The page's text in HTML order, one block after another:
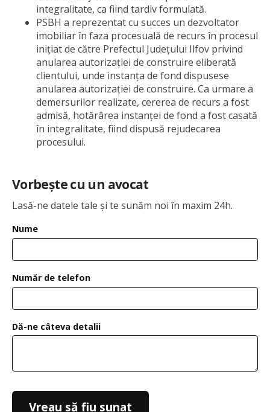
integralitate, ca fiind tardiv formulată.
PSBH a reprezentat cu succes un dezvoltator
imobiliar în faza procesuală de recurs în procesul
inițiat de către Prefectul Județului Ilfov privind
anularea autorizației de construire eliberată
clientului, unde instanța de fond dispusese
anularea autorizației de construire. Ca urmare a
demersurilor realizate, cererea de recurs a fost
admisă, hotărârea instanței de fond a fost casată
în integralitate, fiind dispusă rejudecarea
procesului.
Vorbește cu un avocat
Lasă-ne datele tale și te sunăm noi în maxim 24h.
Nume
Număr de telefon
Dă-ne câteva detalii